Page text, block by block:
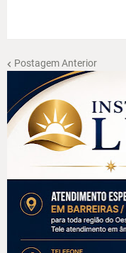
Postagem Anterior